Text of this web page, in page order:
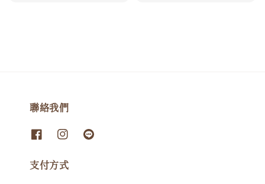
聯絡我們
支付方式